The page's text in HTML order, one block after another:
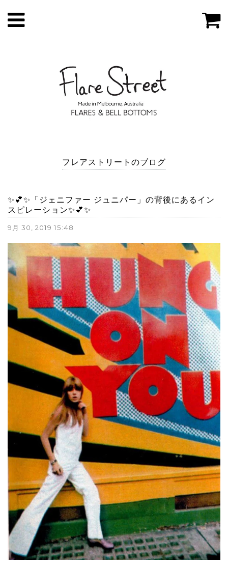
フレアストリートのブログ
✨💕✨「ジェニファー ジュニパー」の背後にあるイン
スピレーション✨💕✨
9月 30, 2019 15:48